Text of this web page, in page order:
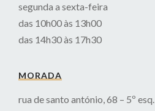
segunda a sexta-feira
das 10h00 às 13h00
das 14h30 às 17h30
MORADA
rua de santo antónio, 68 – 5º esq.